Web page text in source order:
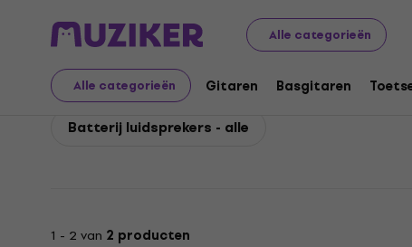
Alle categorieën
Alle categorieën Gitaren Basgitaren
JBL Geluidsapparatuur Luidsprekers Complete
JBL Batterij luidsprekers
Batterij luidsprekers - alle
1 - 2 van 2 producten